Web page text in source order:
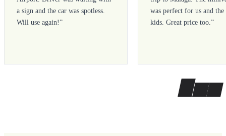
a sign and the car was spotless.
Will use again!”
was perfect for us and the
kids. Great price too.”